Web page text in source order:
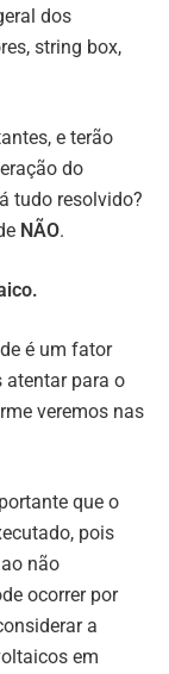
dos
string box,
e terão
do
tudo resolvido?
NÃO.
é um fator
atentar para o
veremos nas
que o
pois
não
ocorrer por
a
em